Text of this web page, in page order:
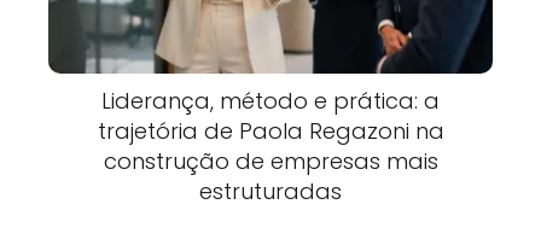
Liderança, método e prática: a
trajetória de Paola Regazoni na
construção de empresas mais
estruturadas